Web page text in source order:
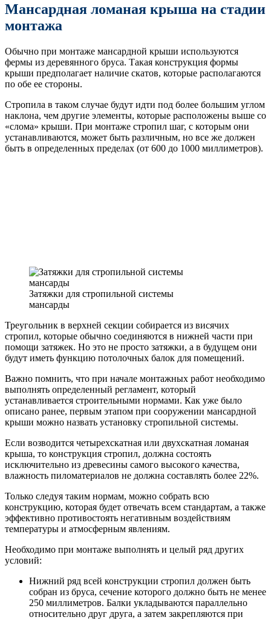
Мансардная ломаная крыша на стадии
монтажа
Обычно при монтаже мансардной крыши используются
фермы из деревянного бруса. Такая конструкция формы
крыши предполагает наличие скатов, которые располагаются
по обе ее стороны.
Стропила в таком случае будут идти под более большим углом
наклона, чем другие элементы, которые расположены выше со
«слома» крыши. При монтаже стропил шаг, с которым они
устанавливаются, может быть различным, но все же должен
быть в определенных пределах (от 600 до 1000 миллиметров).
Затяжки для стропильной системы
мансарды
Треугольник в верхней секции собирается из висячих
стропил, которые обычно соединяются в нижней части при
помощи затяжек. Но это не просто затяжки, а в будущем они
будут иметь функцию потолочных балок для помещений.
Важно помнить, что при начале монтажных работ необходимо
выполнять определенный регламент, который
устанавливается строительными нормами. Как уже было
описано ранее, первым этапом при сооружении мансардной
крыши можно назвать установку стропильной системы.
Если возводится четырехскатная или двухскатная ломаная
крыша, то конструкция стропил, должна состоять
исключительно из древесины самого высокого качества,
влажность пиломатериалов не должна составлять более 22%.
Только следуя таким нормам, можно собрать всю
конструкцию, которая будет отвечать всем стандартам, а также
эффективно противостоять негативным воздействиям
температуры и атмосферным явлениям.
Необходимо при монтаже выполнять и целый ряд других
условий:
Нижний ряд всей конструкции стропил должен быть
собран из бруса, сечение которого должно быть не менее
250 миллиметров. Балки укладываются параллельно
относительно друг друга, а затем закрепляются при